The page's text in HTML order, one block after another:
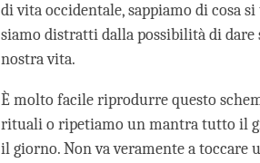
di vita occidentale, sappiamo di cosa
siamo distratti dalla possibilità di dare
nostra vita.
È molto facile riprodurre questo
rituali o ripetiamo un mantra tutto il
il giorno. Non va veramente a toccare